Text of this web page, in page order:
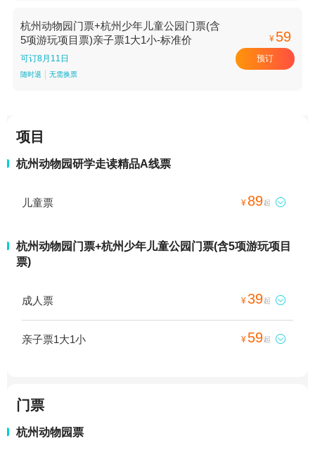
杭州动物园门票+杭州少年儿童公园门票(含
5项游玩项目票)亲子票1大1小-标准价
可订8月11日
随时退 无需换票
¥ 59
预订
项目
杭州动物园研学走读精品A线票
儿童票 ¥ 89起 
杭州动物园门票+杭州少年儿童公园门票(含5项游玩项目
票)
成人票 ¥39起 
亲子票1大1小 ¥ 59起 
门票
杭州动物园票